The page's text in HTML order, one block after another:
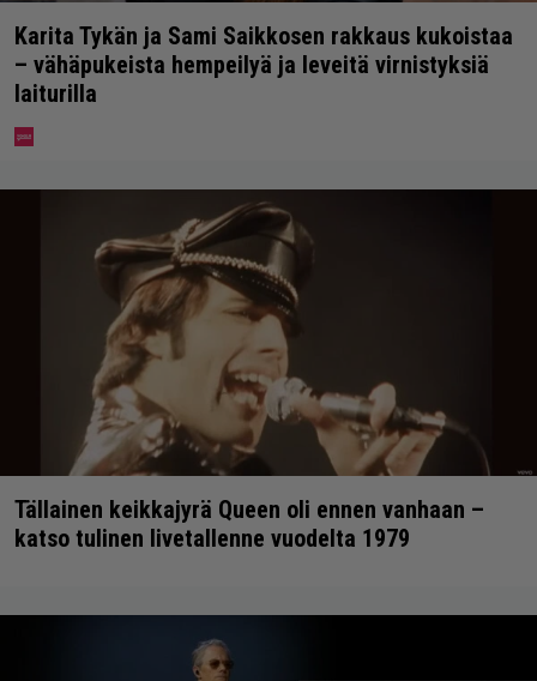
Karita Tykän ja Sami Saikkosen rakkaus kukoistaa
– vähäpukeista hempeilyä ja leveitä virnistyksiä
laiturilla
Tällainen keikkajyrä Queen oli ennen vanhaan –
katso tulinen livetallenne vuodelta 1979